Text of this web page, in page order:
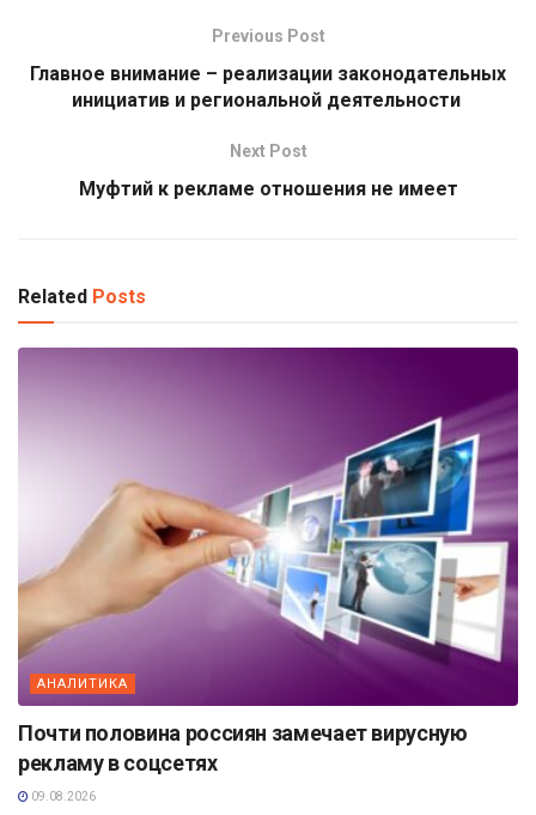
Previous Post
Главное внимание – реализации законодательных
инициатив и региональной деятельности
Next Post
Муфтий к рекламе отношения не имеет
Related Posts
АНАЛИТИКА
Почти половина россиян замечает вирусную
рекламу в соцсетях
09.08.2026